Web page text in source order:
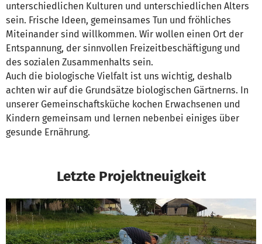
unterschiedlichen Kulturen und unterschiedlichen Alters
sein. Frische Ideen, gemeinsames Tun und fröhliches
Miteinander sind willkommen. Wir wollen einen Ort der
Entspannung, der sinnvollen Freizeitbeschäftigung und
des sozialen Zusammenhalts sein.
Auch die biologische Vielfalt ist uns wichtig, deshalb
achten wir auf die Grundsätze biologischen Gärtnerns. In
unserer Gemeinschaftsküche kochen Erwachsenen und
Kindern gemeinsam und lernen nebenbei einiges über
gesunde Ernährung.
Letzte Projektneuigkeit